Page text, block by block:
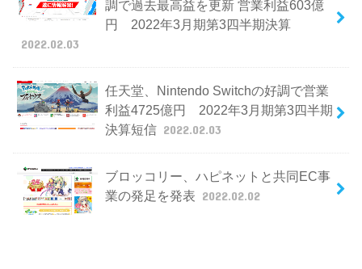
調で過去最高益を更新 営業利益603億
円 2022年3月期第3四半期決算
2022.02.03
任天堂、Nintendo Switchの好調で営業
利益4725億円 2022年3月期第3四半期
決算短信 2022.02.03
ブロッコリー、ハピネットと共同EC事
業の発足を発表 2022.02.02